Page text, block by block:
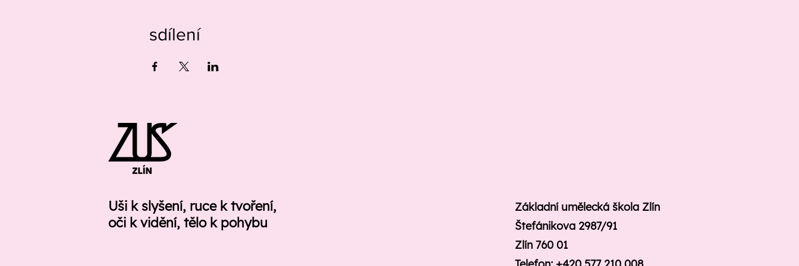
sdílení
Uši k slyšení, ruce k tvoření,
oči k vidění, tělo k pohybu
Základní umělecká škola Zlín
Štefánikova 2987/91
Zlín 760 01